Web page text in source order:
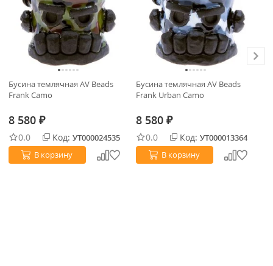
Бусина темлячная AV Beads
Frank Camo
8 580 ₽
0.0 Код: УТ000024535
В корзину
Бусина темлячная AV Beads
Frank Urban Camo
8 580 ₽
0.0 Код: УТ000013364
В корзину